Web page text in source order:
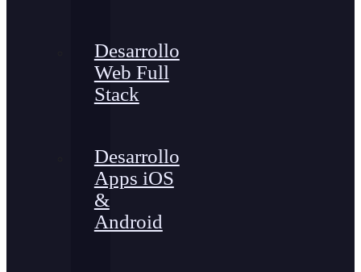
Desarrollo
Web Full
Stack
Desarrollo
Apps iOS
&
Android